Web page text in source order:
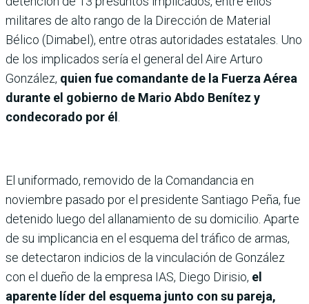
militares de alto rango de la Dirección de Material
Bélico (Dimabel), entre otras autoridades estatales. Uno
de los implicados sería el general del Aire Arturo
González, quien fue comandante de la Fuerza Aérea
durante el gobierno de Mario Abdo Benítez y
condecorado por él
El uniformado, removido de la Comandancia en
noviembre pasado por el presidente Santiago Peña, fue
detenido luego del allanamiento de su domicilio. Aparte
de su implicancia en el esquema del tráfico de armas,
se detectaron indicios de la vinculación de González
con el dueño de la empresa IAS, Diego Dirisio, el
aparente líder del esquema junto con su pareja,